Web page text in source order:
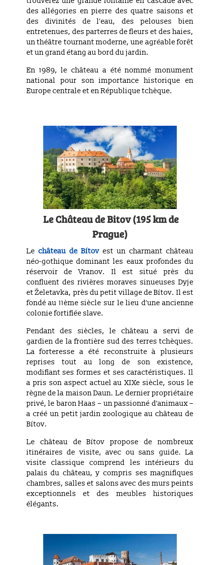
des allégories en pierre des quatre saisons et
des divinités de l’eau, des pelouses bien
entretenues, des parterres de fleurs et des haies,
un théâtre tournant moderne, une agréable forêt
et un grand étang au bord du jardin.
En 1989, le château a été nommé monument
national pour son importance historique en
Europe centrale et en République tchèque.
Le Château de Bitov (195 km de
Prague)
Le château de Bítovest un charmant château
néo-gothique dominant les eaux profondes du
réservoir de Vranov. Il est situé près du
confluent des rivières moraves sinueuses Dyje
et Želetavka, près du petit village de Bítov. Il est
fondé au 11ème siècle sur le lieu d’une ancienne
colonie fortifiée slave.
Pendant des siècles, le château a servi de
gardien de la frontière sud des terres tchèques.
La forteresse a été reconstruite à plusieurs
reprises tout au long de son existence,
modifiant ses formes et ses caractéristiques. Il
a pris son aspect actuel au XIXe siècle, sous le
règne de la maison Daun. Le dernier propriétaire
privé, le baron Haas – un passionné d’animaux –
a créé un petit jardin zoologique au château de
Bítov.
Le château de Bítov propose de nombreux
itinéraires de visite, avec ou sans guide. La
visite classique comprend les intérieurs du
palais du château, y compris ses magnifiques
chambres, salles et salons avec des murs peints
exceptionnels et des meubles historiques
élégants.